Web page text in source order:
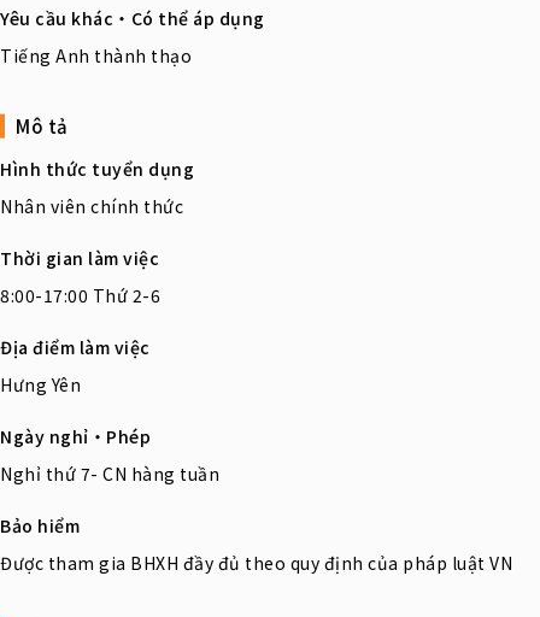
Yêu cầu khác・Có thể áp dụng
Tiếng Anh thành thạo
Mô tả
Hình thức tuyển dụng
Nhân viên chính thức
Thời gian làm việc
8:00-17:00 Thứ 2-6
Địa điểm làm việc
Hưng Yên
Ngày nghỉ・Phép
Nghỉ thứ 7- CN hàng tuần
Bảo hiểm
Được tham gia BHXH đầy đủ theo quy định của pháp luật VN